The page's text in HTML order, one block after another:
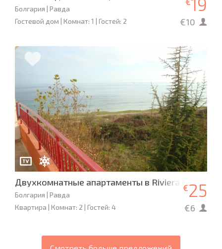
Болгария | Равда
Гостевой дом | Комнат: 1 | Гостей: 2
€10
Двухкомнатные апартаменты в Riviera Fort
Болгария | Равда
Квартира | Комнат: 2 | Гостей: 4
€25
€6